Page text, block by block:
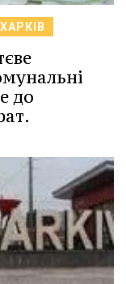
ХАРКІВ
до